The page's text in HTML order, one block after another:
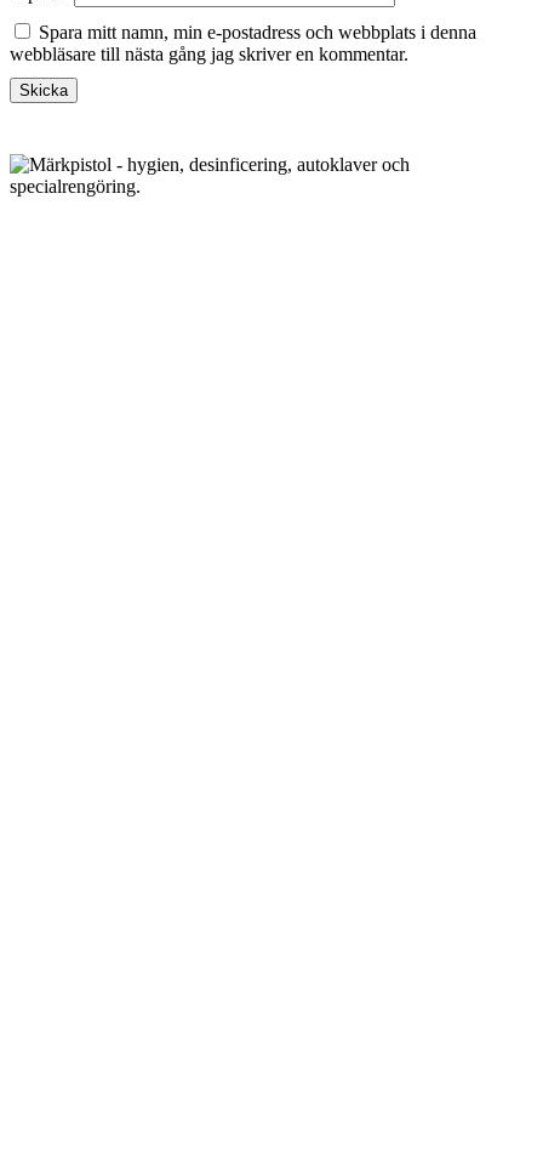
Spara mitt namn, min e-postadress och webbplats i denna
webbläsare till nästa gång jag skriver en kommentar.